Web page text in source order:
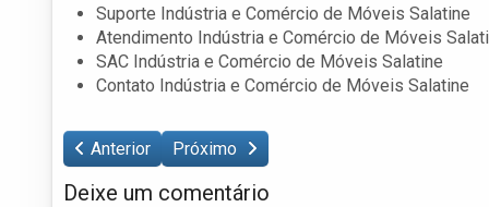
Suporte Indústria e Comércio de Móveis Salatine
Atendimento Indústria e Comércio de Móveis
SAC Indústria e Comércio de Móveis Salatine
Contato Indústria e Comércio de Móveis Salatine
Anterior Próximo
Deixe um comentário